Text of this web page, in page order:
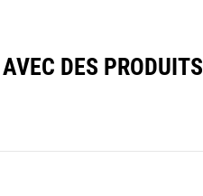
DES PRODUITS